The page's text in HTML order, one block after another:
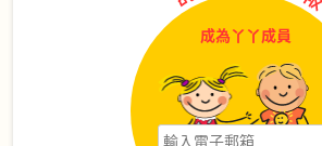
成為丫丫成員